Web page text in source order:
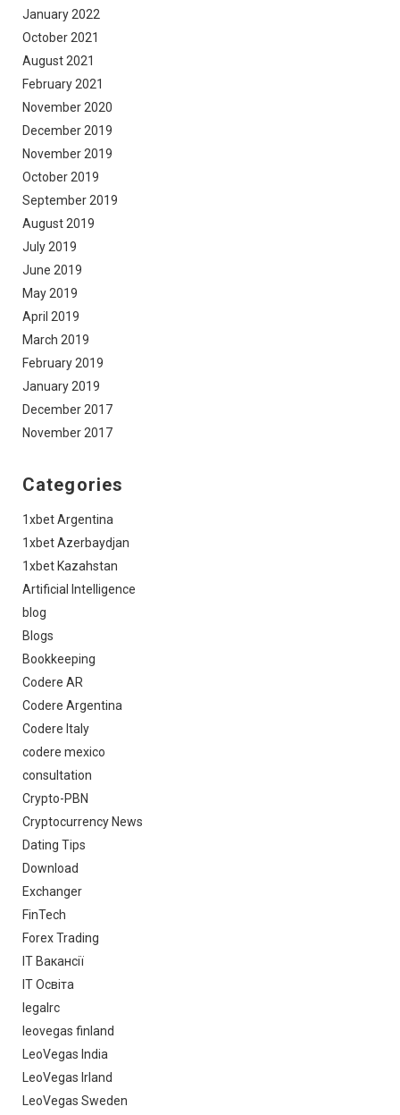
January 2022
October 2021
August 2021
February 2021
November 2020
December 2019
November 2019
October 2019
September 2019
August 2019
July 2019
June 2019
May 2019
April 2019
March 2019
February 2019
January 2019
December 2017
November 2017
Categories
1xbet Argentina
1xbet Azerbaydjan
1xbet Kazahstan
Artificial Intelligence
blog
Blogs
Bookkeeping
Codere AR
Codere Argentina
Codere Italy
codere mexico
consultation
Crypto-PBN
Cryptocurrency News
Dating Tips
Download
Exchanger
FinTech
Forex Trading
IT Вакансії
IT Освіта
legalrc
leovegas finland
LeoVegas India
LeoVegas Irland
LeoVegas Sweden